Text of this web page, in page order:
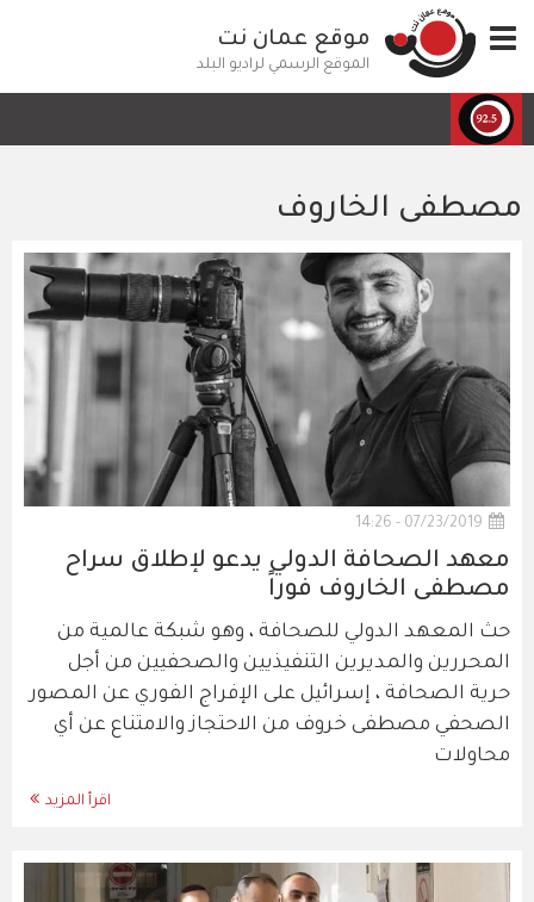
إلى
المحتوى
الرئيسي
Toggle
navigation
موقع عمان نت
الموقع الرسمي لراديو البلد
مصطفى الخاروف
07/23/2019 - 14:26
معهد الصحافة الدولي يدعو لإطلاق سراح
مصطفى الخاروف فوراً
حث المعهد الدولي للصحافة ، وهو شبكة عالمية من
المحررين والمديرين التنفيذيين والصحفيين من أجل
حرية الصحافة ، إسرائيل على الإفراج الفوري عن المصور
الصحفي مصطفى خروف من الاحتجاز والامتناع عن أي
محاولات
اقرأ المزيد